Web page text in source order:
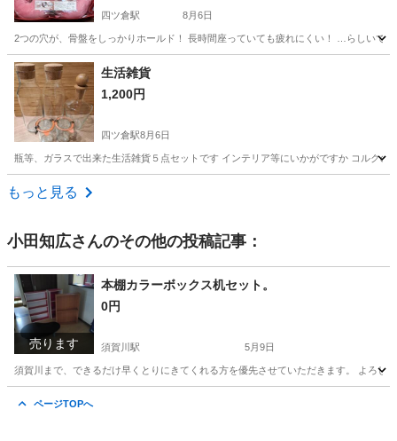
四ツ倉駅 8月6日
2つの穴が、骨盤をしっかりホールド！ 長時間座っていても疲れにくい！ …らしいで
福島 いわき市 四ツ倉駅
生活雑貨
1,200円
四ツ倉駅8月6日
瓶等、ガラスで出来た生活雑貨５点セットです インテリア等にいかがですか コルク
福島 いわき市
もっと見る
小田知広さんのその他の投稿記事：
売ります
本棚カラーボックス机セット。
0円
須賀川駅 5月9日
須賀川まで、できるだけ早くとりにきてくれる方を優先させていただきます。 よろし
ページTOPへ